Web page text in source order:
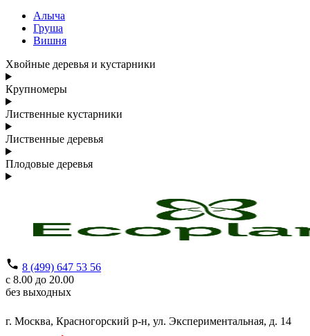
Алыча
Груша
Вишня
Хвойные деревья и кустарники
Крупномеры
Лиственные кустарники
Лиственные деревья
Плодовые деревья
8 (499) 647 53 56
с 8.00 до 20.00
без выходных
г. Москва, Красногорский р-н, ул. Экспериментальная, д. 14